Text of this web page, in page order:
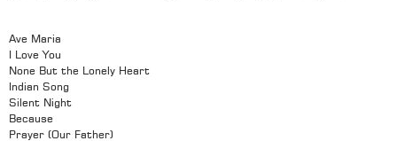
Ave Maria
I Love You
None But the Lonely Heart
Indian Song
Silent Night
Because
Prayer (Our Father)